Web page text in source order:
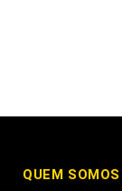
QUEM SOMOS